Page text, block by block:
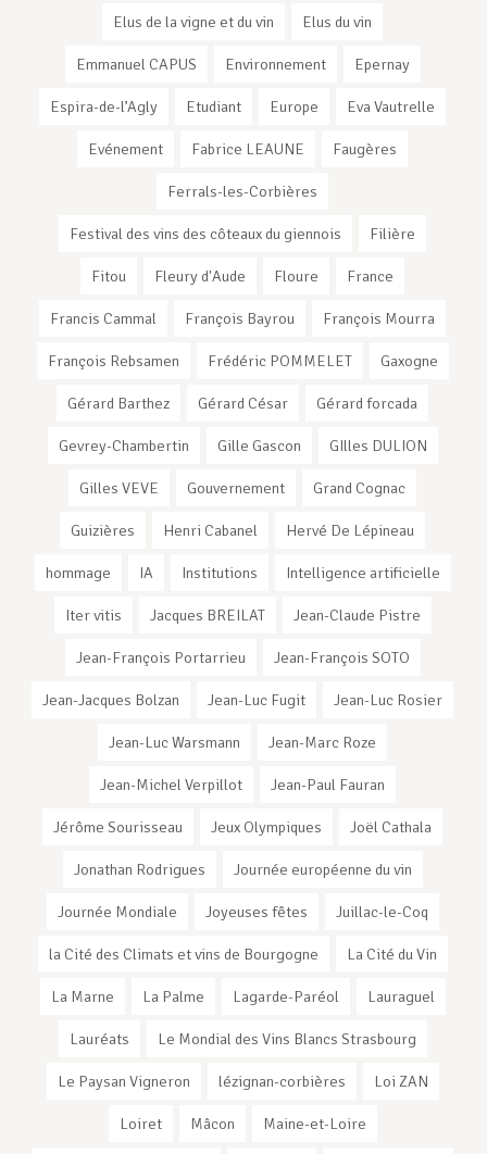
Elus de la vigne et du vin Elus du vin
Emmanuel CAPUS Environnement Epernay
Espira-de-l’Agly Etudiant Europe Eva Vautrelle
Evénement Fabrice LEAUNE Faugères
Ferrals-les-Corbières
Festival des vins des côteaux du giennois Filière
Fitou Fleury d'Aude Floure France
Francis Cammal François Bayrou François Mourra
François Rebsamen Frédéric POMMELET Gaxogne
Gérard Barthez Gérard César Gérard forcada
Gevrey-Chambertin Gille Gascon GIlles DULION
Gilles VEVE Gouvernement Grand Cognac
Guizières Henri Cabanel Hervé De Lépineau
hommage IA Institutions Intelligence artificielle
Iter vitis Jacques BREILAT Jean-Claude Pistre
Jean-François Portarrieu Jean-François SOTO
Jean-Jacques Bolzan Jean-Luc Fugit Jean-Luc Rosier
Jean-Luc Warsmann Jean-Marc Roze
Jean-Michel Verpillot Jean-Paul Fauran
Jérôme Sourisseau Jeux Olympiques Joël Cathala
Jonathan Rodrigues Journée européenne du vin
Journée Mondiale Joyeuses fêtes Juillac-le-Coq
la Cité des Climats et vins de Bourgogne La Cité du Vin
La Marne La Palme Lagarde-Paréol Lauraguel
Lauréats Le Mondial des Vins Blancs Strasbourg
Le Paysan Vigneron lézignan-corbières Loi ZAN
Loiret Mâcon Maine-et-Loire